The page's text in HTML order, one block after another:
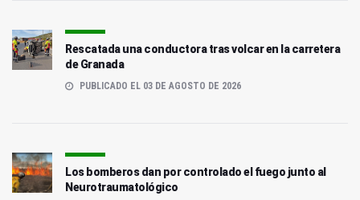
Rescatada una conductora tras volcar en la carretera
de Granada
PUBLICADO EL 03 DE AGOSTO DE 2026
Los bomberos dan por controlado el fuego junto al
Neurotraumatológico